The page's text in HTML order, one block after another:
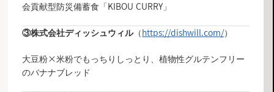
会貢献型防災備蓄食「KIBOU CURRY」
③株式会社ディッシュウィル（https://dishwill.com/）
大豆粉×米粉でもっちりしっとり、植物性グルテンフリー
のバナナブレッド